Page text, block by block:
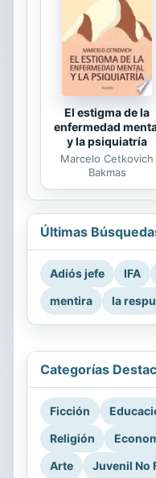
El estigma de la
enfermedad
y la psiquiatría
Marcelo Cetkovich
Bakmas
Últimas
Adiós jefe IFA
mentira
la
Categorías
Ficción
Religión
Arte
Juvenil No